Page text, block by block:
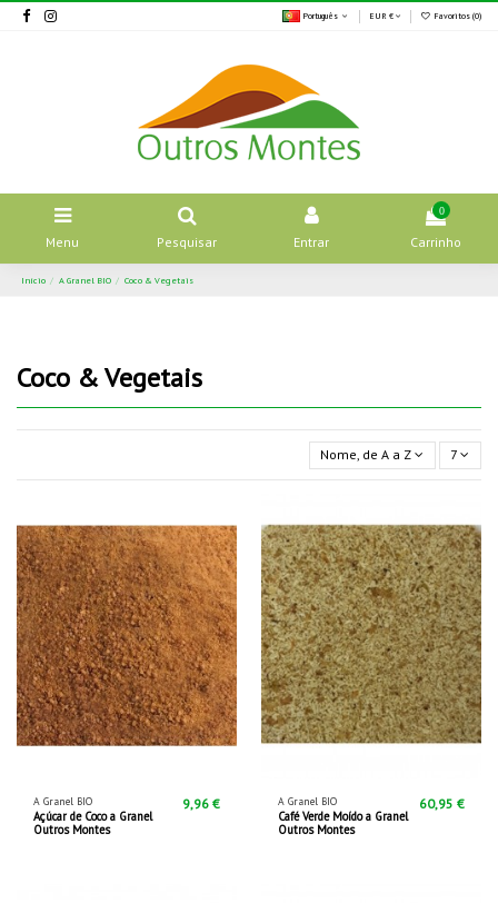
Português EUR € Favoritos (0)
Menu Pesquisar Entrar
0
Carrinho
Início A Granel BIO Coco & Vegetais
Coco & Vegetais
Nome, de A a Z 7
A Granel BIO
Açúcar de Coco a Granel
Outros Montes
9,96 € A Granel BIO
Café Verde Moído a Granel
Outros Montes
60,95 €